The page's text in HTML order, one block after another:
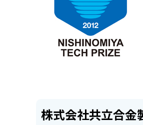
株式会社共立合金